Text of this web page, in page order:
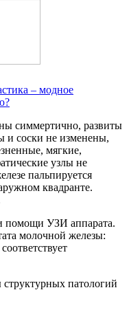
– модное
симмертично, развиты
и соски не изменены,
мягкие,
узлы не
пальпируется
квадранте.
помощи УЗИ аппарата.
молочной железы:
патологий